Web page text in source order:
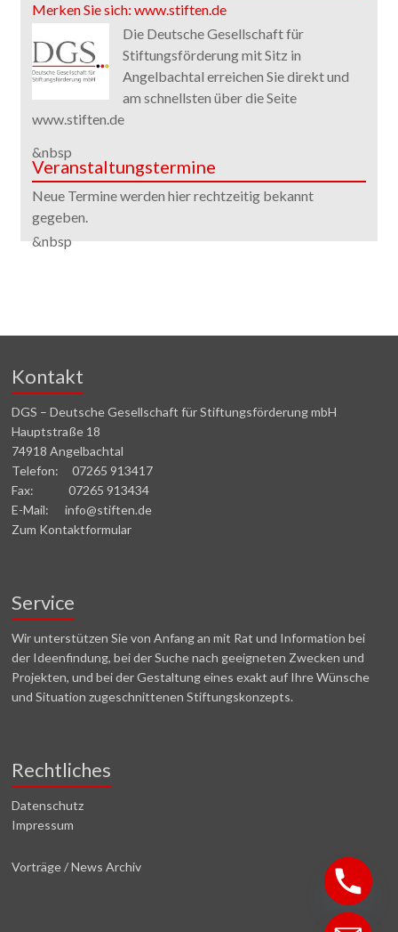
Merken Sie sich: www.stiften.de
Die Deutsche Gesellschaft für
Stiftungsförderung mit Sitz in
Angelbachtal erreichen Sie direkt und
am schnellsten über die Seite
www.stiften.de
&nbsp
Veranstaltungstermine
Neue Termine werden hier rechtzeitig bekannt
gegeben.
&nbsp
Kontakt
DGS – Deutsche Gesellschaft für Stiftungsförderung mbH
Hauptstraße 18
74918 Angelbachtal
Telefon: 07265 913417
Fax: 07265 913434
E-Mail: info@stiften.de
Zum Kontaktformular
Service
Wir unterstützen Sie von Anfang an mit Rat und Information bei
der Ideenfindung, bei der Suche nach geeigneten Zwecken und
Projekten, und bei der Gestaltung eines exakt auf Ihre Wünsche
und Situation zugeschnittenen Stiftungskonzepts.
Rechtliches
Datenschutz
Impressum
Vorträge / News Archiv